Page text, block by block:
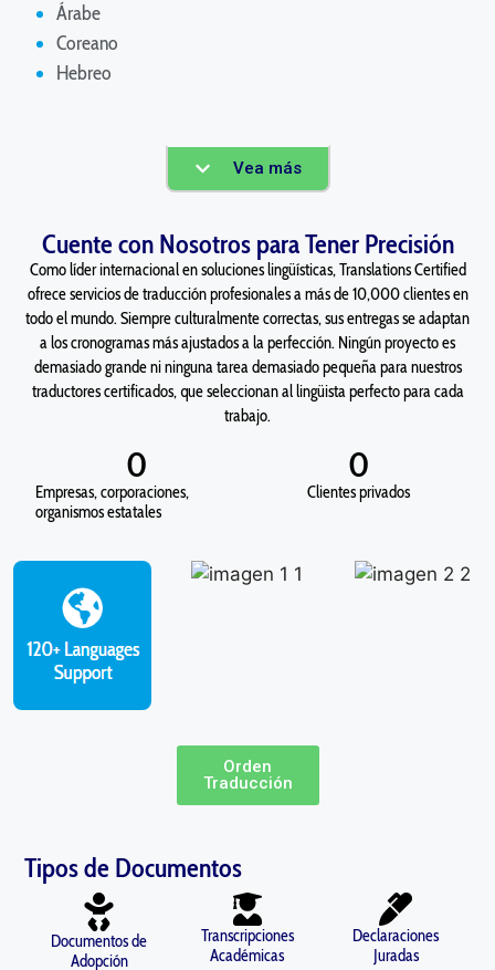
Árabe
Coreano
Hebreo
Vea más
Cuente con Nosotros para Tener Precisión
Como líder internacional en soluciones lingüísticas, Translations Certified
ofrece servicios de traducción profesionales a más de 10,000 clientes en
todo el mundo. Siempre culturalmente correctas, sus entregas se adaptan
a los cronogramas más ajustados a la perfección. Ningún proyecto es
demasiado grande ni ninguna tarea demasiado pequeña para nuestros
traductores certificados, que seleccionan al lingüista perfecto para cada
trabajo.
Empresas, corporaciones,
organismos estatales
0
Clientes privados
0
Orden
Traducción
Tipos de Documentos
Documentos de
Adopción
Transcripciones
Académicas
Declaraciones
Juradas